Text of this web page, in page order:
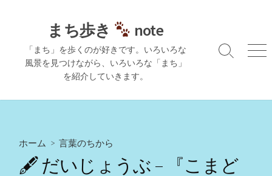
ス
まち歩き note
「まち」を歩くのが好きです。いろいろな
風景を見つけながら、いろいろな「まち」
を紹介していきます。
検
替
メ
ホーム > 言葉のちから
🖋 だいじょうぶ – 『こまど